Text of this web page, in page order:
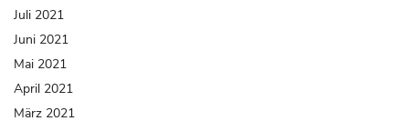
Juli 2021
Juni 2021
Mai 2021
April 2021
März 2021